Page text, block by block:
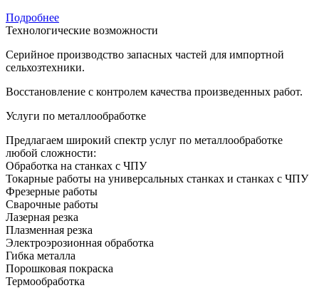
Подробнее
Технологические возможности
Серийное производство запасных частей для импортной
сельхозтехники.
Восстановление с контролем качества произведенных работ.
Услуги по металлообработке
Предлагаем широкий спектр услуг по металлообработке
любой сложности:
Обработка на станках с ЧПУ
Токарные работы на универсальных станках и станках с ЧПУ
Фрезерные работы
Сварочные работы
Лазерная резка
Плазменная резка
Электроэрозионная обработка
Гибка металла
Порошковая покраска
Термообработка